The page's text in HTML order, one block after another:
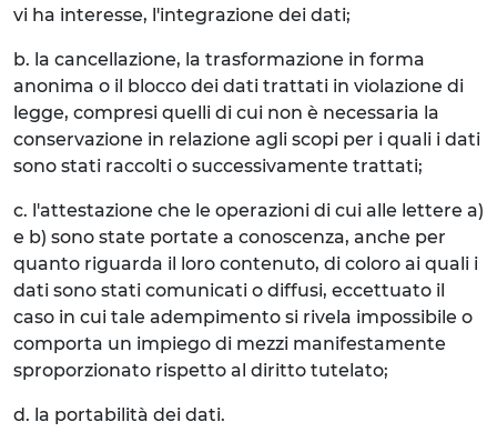
vi ha interesse, l'integrazione dei dati;
b. la cancellazione, la trasformazione in forma
anonima o il blocco dei dati trattati in violazione di
legge, compresi quelli di cui non è necessaria la
conservazione in relazione agli scopi per i quali i dati
sono stati raccolti o successivamente trattati;
c. l'attestazione che le operazioni di cui alle lettere a)
e b) sono state portate a conoscenza, anche per
quanto riguarda il loro contenuto, di coloro ai quali i
dati sono stati comunicati o diffusi, eccettuato il
caso in cui tale adempimento si rivela impossibile o
comporta un impiego di mezzi manifestamente
sproporzionato rispetto al diritto tutelato;
d. la portabilità dei dati.